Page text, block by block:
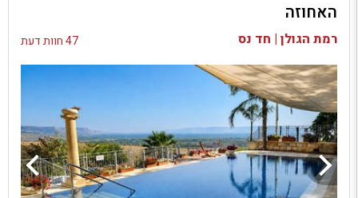
בדיקת זמינות ומחירים
האחוזה
רמת הגולן | חד נס 47 חוות דעת